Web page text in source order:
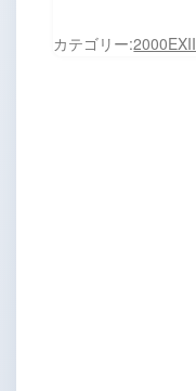
カテゴリー:2000EXII